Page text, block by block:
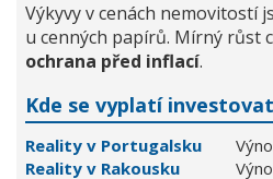
Výkyvy v cenách nemovitostí
u cenných papírů. Mírný růst
ochrana před inflací.
Kde se vyplatí
Reality v Portugalsku
Reality v Rakousku